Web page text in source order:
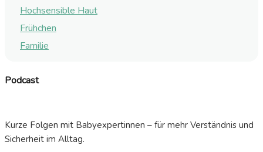
Hochsensible Haut
Frühchen
Familie
Podcast
Kurze Folgen mit Babyexpertinnen – für mehr Verständnis und
Sicherheit im Alltag.